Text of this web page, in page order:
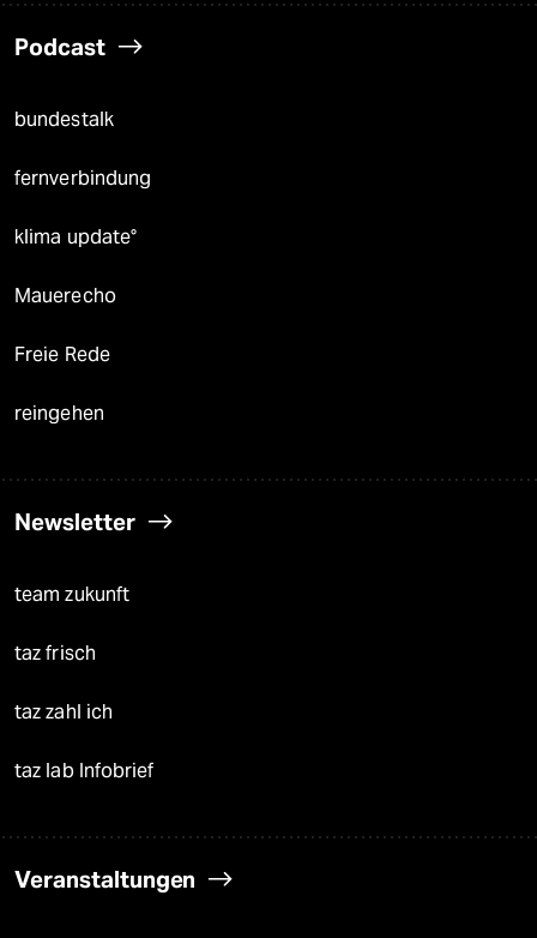
Podcast
bundestalk
fernverbindung
klima update°
Mauerecho
Freie Rede
reingehen
Newsletter
team zukunft
taz frisch
taz zahl ich
taz lab Infobrief
Veranstaltungen